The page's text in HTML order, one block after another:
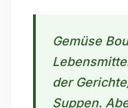
Gemüse
der
Suppen.